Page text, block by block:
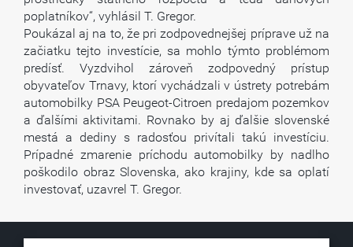
poplatníkov“, vyhlásil T. Gregor.
Poukázal aj na to, že pri zodpovednejšej príprave už na
začiatku tejto investície, sa mohlo týmto problémom
predísť. Vyzdvihol zároveň zodpovedný prístup
obyvateľov Trnavy, ktorí vychádzali v ústrety potrebám
automobilky PSA Peugeot-Citroen predajom pozemkov
a ďalšími aktivitami. Rovnako by aj ďalšie slovenské
mestá a dediny s radosťou privítali takú investíciu.
Prípadné zmarenie príchodu automobilky by nadlho
poškodilo obraz Slovenska, ako krajiny, kde sa oplatí
investovať, uzavrel T. Gregor.